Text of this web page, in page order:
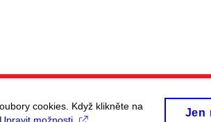
cookies. Když klikněte na
Jen